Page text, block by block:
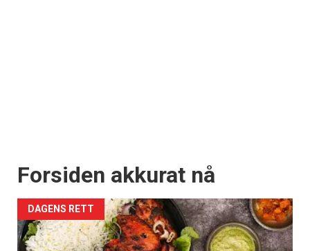
Forsiden akkurat nå
DAGENS RETT